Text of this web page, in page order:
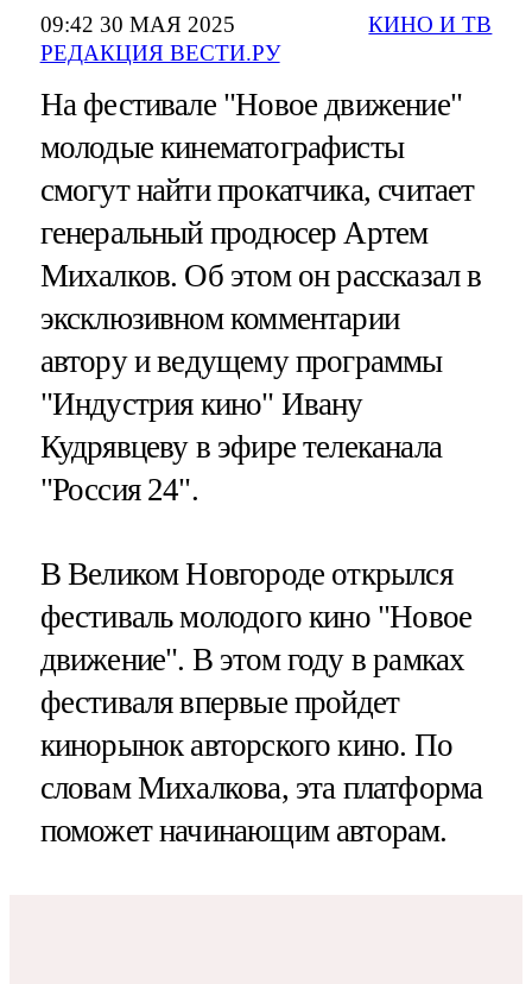
09:42 30 МАЯ 2025
РЕДАКЦИЯ ВЕСТИ.РУ
КИНО И ТВ
На фестивале "Новое движение"
молодые кинематографисты
смогут найти прокатчика, считает
генеральный продюсер Артем
Михалков. Об этом он рассказал в
эксклюзивном комментарии
автору и ведущему программы
"Индустрия кино" Ивану
Кудрявцеву в эфире телеканала
"Россия 24".
В Великом Новгороде открылся
фестиваль молодого кино "Новое
движение". В этом году в рамках
фестиваля впервые пройдет
кинорынок авторского кино. По
словам Михалкова, эта платформа
поможет начинающим авторам.